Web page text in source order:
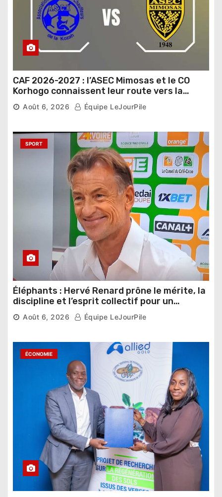
CAF 2026-2027 : l’ASEC Mimosas et le CO
Korhogo connaissent leur route vers la
phase de groupes
Août 6, 2026 Équipe LeJourPile
SPORT
Éléphants : Hervé Renard prône le mérite, la
discipline et l’esprit collectif pour un
nouveau départ
Août 6, 2026 Équipe LeJourPile
ÉCONOMIE